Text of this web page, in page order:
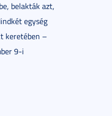
belakták azt,
egység
keretében –
9-i